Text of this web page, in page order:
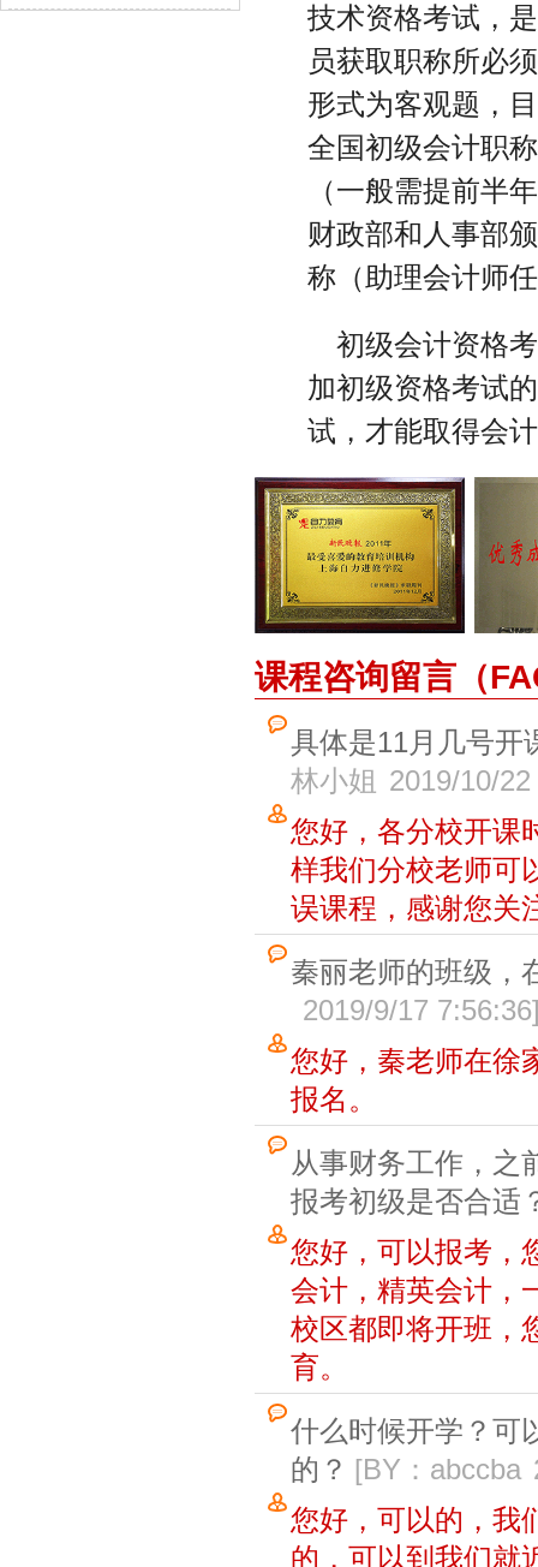
技术资格考试，
员获取职称所必
形式为客观题，
全国初级会计职
（一般需提前半
财政部和人事部
称（助理会计师
初级会计资格
加初级资格考试
试，才能取得会
课程咨询留言（
具体是11月几号开
林小姐 2019/10/
您好，各分校开课
样我们分校老师可
误课程，感谢您关
秦丽老师的班级，
2019/9/17 7:56:36
您好，秦老师在徐
报名。
从事财务工作，之
报考初级是否合适
您好，可以报考，
会计，精英会计，
校区都即将开班，
育。
什么时候开学？可
的？ [BY：abccba
您好，可以的，我
的，可以到我们就